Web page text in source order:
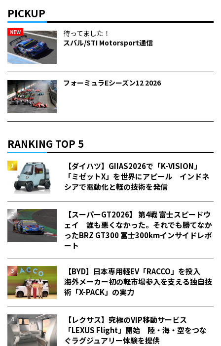
PICKUP
NEW
待ってました！
スバル/STI Motorsport通信
フォーミュラEシーズン12 2026
RANKING TOP 5
【ダイハツ】GIIAS2026で「K-VISION」
「ミゼットX」を世界にアピール インドネ
シアで電動化と軽の技術を発信
【スーパーGT2026】 第4戦 富士スピードウ
ェイ 誰も悪くなかった。それでも勝てなか
った――BRZ GT300 富士300kmインサイドレポ
ート
【BYD】日本専用軽EV「RACCO」を投入
海外メーカー初の軽市場参入を支える独自技
術「X-PACK」の実力
【レクサス】究極のVIP移動サービス
「LEXUS Flight」開始 陸・海・空をつな
ぐラグジュアリー体験を提供